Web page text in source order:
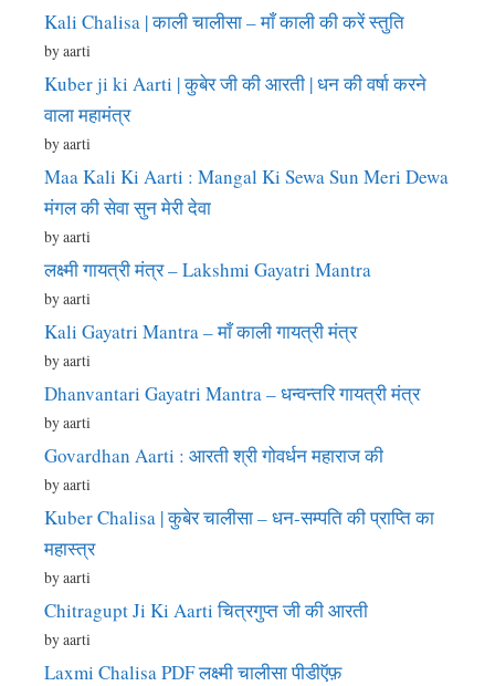
Kali Chalisa | काली चालीसा – माँ काली की करें स्तुति
by aarti
Kuber ji ki Aarti | कुबेर जी की आरती | धन की वर्षा करने
वाला महामंत्र
by aarti
Maa Kali Ki Aarti : Mangal Ki Sewa Sun Meri Dewa
मंगल की सेवा सुन मेरी देवा
by aarti
लक्ष्मी गायत्री मंत्र – Lakshmi Gayatri Mantra
by aarti
Kali Gayatri Mantra – माँ काली गायत्री मंत्र
by aarti
Dhanvantari Gayatri Mantra – धन्वन्तरि गायत्री मंत्र
by aarti
Govardhan Aarti : आरती श्री गोवर्धन महाराज की
by aarti
Kuber Chalisa | कुबेर चालीसा – धन-सम्पति की प्राप्ति का
महास्त्र
by aarti
Chitragupt Ji Ki Aarti चित्रगुप्त जी की आरती
by aarti
Laxmi Chalisa PDF लक्ष्मी चालीसा पीडीऍफ़